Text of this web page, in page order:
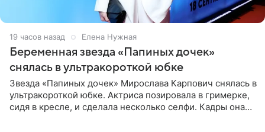
19 часов назад Елена Нужная
Беременная звезда «Папиных дочек»
снялась в ультракороткой юбке
Звезда «Папиных дочек» Мирослава Карпович снялась в
ультракороткой юбке. Актриса позировала в гримерке,
сидя в кресле, и сделала несколько селфи. Кадры она